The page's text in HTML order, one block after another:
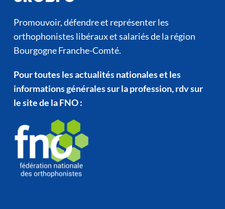
Promouvoir, défendre et représenter les
orthophonistes libéraux et salariés de la région
Bourgogne Franche-Comté.
Pour toutes les actualités nationales et les
informations générales sur la profession, rdv sur
le site de la FNO :